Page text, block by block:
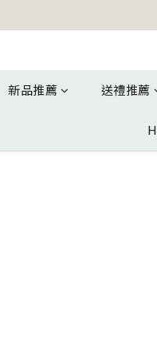
新品推薦 送禮推薦